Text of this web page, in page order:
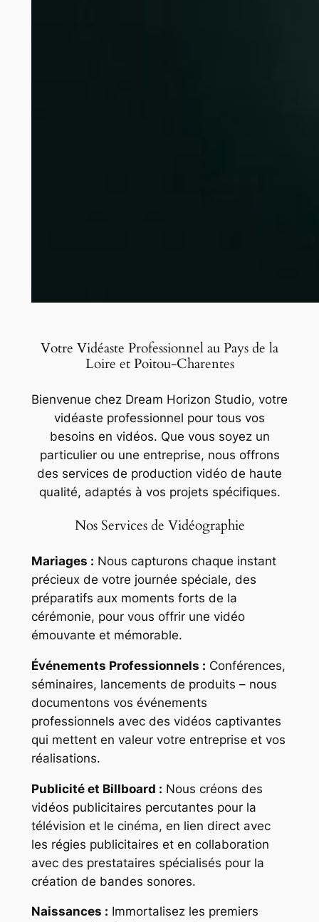
Votre Vidéaste Professionnel au Pays de la
Loire et Poitou-Charentes
Bienvenue chez Dream Horizon Studio, votre
vidéaste professionnel pour tous vos
besoins en vidéos. Que vous soyez un
particulier ou une entreprise, nous offrons
des services de production vidéo de haute
qualité, adaptés à vos projets spécifiques.
Nos Services de Vidéographie
Mariages : Nous capturons chaque instant
précieux de votre journée spéciale, des
préparatifs aux moments forts de la
cérémonie, pour vous offrir une vidéo
émouvante et mémorable.
Événements Professionnels : Conférences,
séminaires, lancements de produits – nous
documentons vos événements
professionnels avec des vidéos captivantes
qui mettent en valeur votre entreprise et vos
réalisations.
Publicité et Billboard : Nous créons des
vidéos publicitaires percutantes pour la
télévision et le cinéma, en lien direct avec
les régies publicitaires et en collaboration
avec des prestataires spécialisés pour la
création de bandes sonores.
Naissances : Immortalisez les premiers